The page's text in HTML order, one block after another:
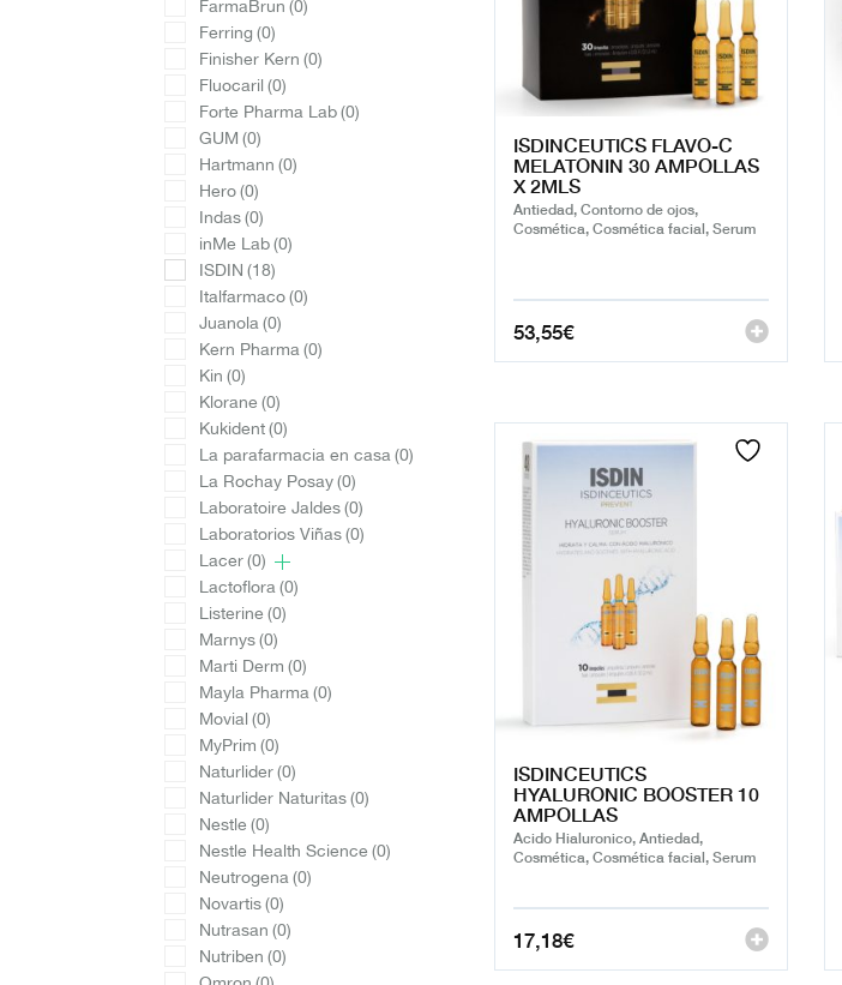
FarmaBrun(0)
Ferring(0)
Finisher Kern(0)
Fluocaril(0)
Forte Pharma Lab(0)
GUM(0)
Hartmann(0)
Hero(0)
Indas(0)
inMe Lab(0)
ISDIN(18)
Italfarmaco(0)
Juanola(0)
Kern Pharma(0)
Kin(0)
Klorane(0)
Kukident(0)
La parafarmacia en casa(0)
La Rochay Posay(0)
Laboratoire Jaldes(0)
Laboratorios Viñas(0)
Lacer(0)
Lactoflora(0)
Listerine(0)
Marnys(0)
Marti Derm(0)
Mayla Pharma(0)
Movial(0)
MyPrim(0)
Naturlider(0)
Naturlider Naturitas(0)
Nestle(0)
Nestle Health Science(0)
Neutrogena(0)
Novartis(0)
Nutrasan(0)
Nutriben(0)
ISDINCEUTICS FLAVO-C
MELATONIN 30 AMPOLLAS
X 2MLS
Antiedad, Contorno de ojos,
Cosmética, Cosmética facial, Serum
53,55€
ISDINCEUTICS
HYALURONIC BOOSTER 10
AMPOLLAS
Acido Hialuronico, Antiedad,
Cosmética, Cosmética facial, Serum
17,18€